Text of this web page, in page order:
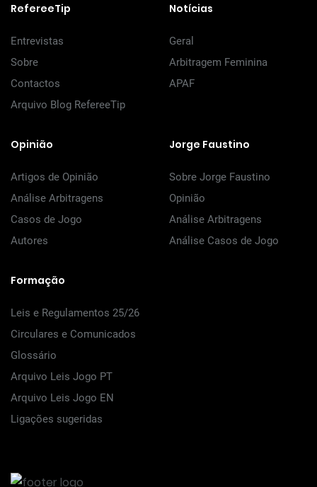
RefereeTip
Entrevistas
Sobre
Contactos
Arquivo Blog RefereeTip
Notícias
Geral
Arbitragem Feminina
APAF
Opinião
Artigos de Opinião
Análise Arbitragens
Casos de Jogo
Autores
Jorge Faustino
Sobre Jorge Faustino
Opinião
Análise Arbitragens
Análise Casos de Jogo
Formação
Leis e Regulamentos 25/26
Circulares e Comunicados
Glossário
Arquivo Leis Jogo PT
Arquivo Leis Jogo EN
Ligações sugeridas